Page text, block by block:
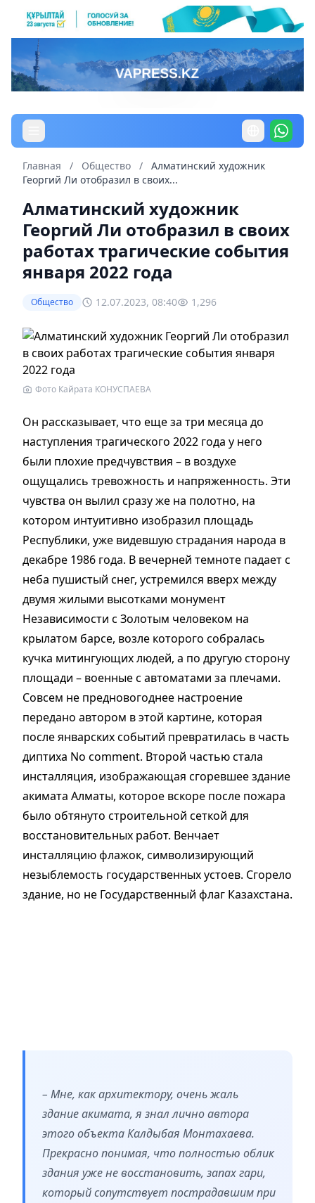
Главная / Общество /
Алматинский художник
Георгий Ли отобразил в своих...
Алматинский художник
Георгий Ли отобразил в своих
работах трагические события
января 2022 года
Общество 12.07.2023, 08:40 1,296
Фото Кайрата КОНУСПАЕВА
Он рассказывает, что еще за три месяца до
наступления трагического 2022 года у него
были плохие предчувствия – в воздухе
ощущались тревожность и напряженность. Эти
чувства он вылил сразу же на полотно, на
котором интуитивно изобразил площадь
Республики, уже видевшую страдания народа в
декабре 1986 года. В вечерней темноте падает с
неба пушистый снег, устремился вверх между
двумя жилыми высотками монумент
Независимости с Золотым человеком на
крылатом барсе, возле которого собралась
кучка митингующих людей, а по другую сторону
площади – военные с автоматами за плечами.
Совсем не предновогоднее настроение
передано автором в этой картине, которая
после январских событий превратилась в часть
диптиха No comment. Второй частью стала
инсталляция, изображающая сгоревшее здание
акимата Алматы, которое вскоре после пожара
было обтянуто строительной сеткой для
восстановительных работ. Венчает
инсталляцию флажок, символизирующий
незыблемость государственных устоев. Сгорело
здание, но не Государственный флаг Казахстана.
– Мне, как архитектору, очень жаль
здание акимата, я знал лично автора
этого объекта Калдыбая Монтахаева.
Прекрасно понимая, что полностью облик
здания уже не восстановить, запах гари,
который сопутствует пострадавшим при